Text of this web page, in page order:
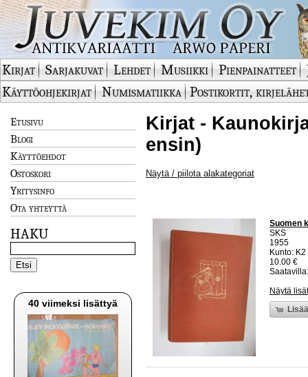
Kirjat Sarjakuvat Lehdet Musiikki Pienpainatteet
Käyttöohjekirjat
Numismatiikka Postikortit,
Etusivu
Blogi
Käyttöehdot
Ostoskori
Yritysinfo
Ota yhteyttä
HAKU
40 viimeksi lisättyä
Kirjat -
ensin)
Näytä / piilota alakategoriat
Suomen
SKS
1955
Kunto:
10.00 €
Näytä